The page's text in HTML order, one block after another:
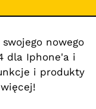
nowego
dla Iphone'a i
i produkty